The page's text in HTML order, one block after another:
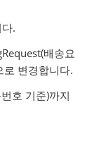
.
배송요
변경합니다.
호 기준)까지